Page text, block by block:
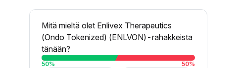
Mitä mieltä olet Enlivex Therapeutics
(Ondo Tokenized) (ENLVON)-rahakkeista
tänään?
50% 50%